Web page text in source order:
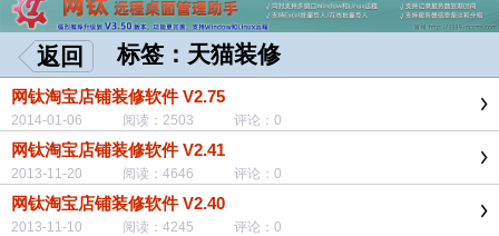
返回 标签：天猫装修
网钛淘宝店铺装修软件 V2.75
2014-01-06 阅读：2503 评论：0
网钛淘宝店铺装修软件 V2.41
2013-11-20 阅读：4646 评论：0
网钛淘宝店铺装修软件 V2.40
2013-11-10 阅读：4245 评论：0